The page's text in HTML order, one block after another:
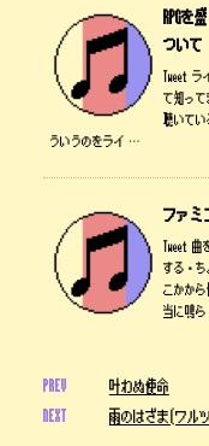
RPG
ついて
Tweet ラ
て知っ
聴いて
ういうのをライ …
ファミ
Tweet
する・
こかか
当に鳴
PREV 叶わぬ使命
NEXT 雨のはざま(ワルツ)